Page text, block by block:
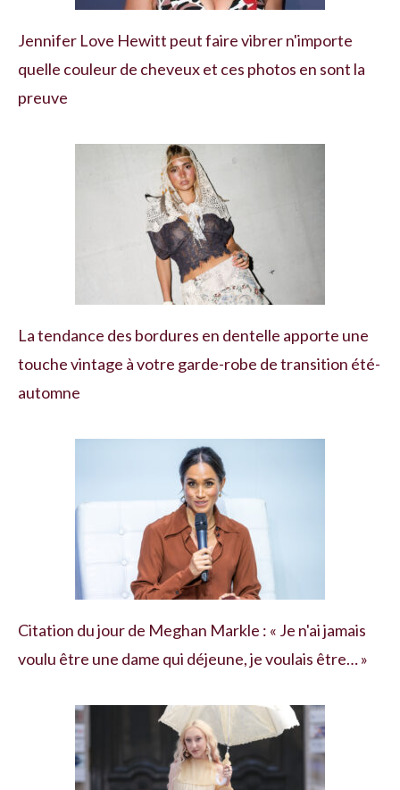
Jennifer Love Hewitt peut faire vibrer n'importe
quelle couleur de cheveux et ces photos en sont la
preuve
La tendance des bordures en dentelle apporte une
touche vintage à votre garde-robe de transition été-
automne
Citation du jour de Meghan Markle : « Je n'ai jamais
voulu être une dame qui déjeune, je voulais être… »